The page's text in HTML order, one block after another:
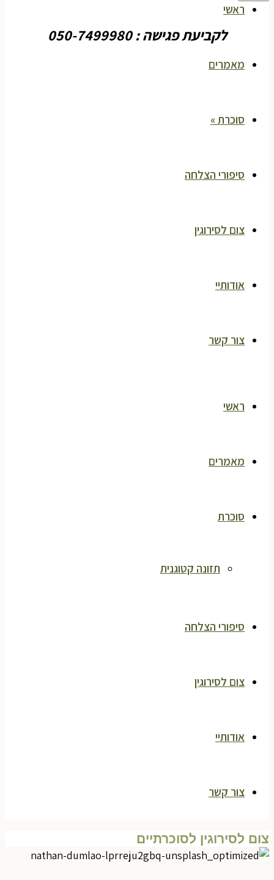
לקביעת פגישה : 050-7499980
ראשי
מאמרים
סוכרת»
סיפורי הצלחה
צום לסירוגין
אודותיי
צור קשר
ראשי
מאמרים
סוכרת
תזונה קטוגנית
סיפורי הצלחה
צום לסירוגין
אודותיי
צור קשר
צום לסירוגין לסוכרתיים